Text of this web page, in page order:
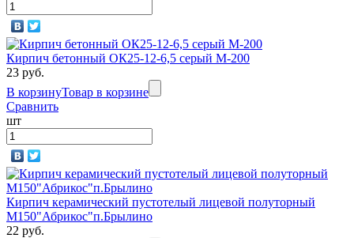
Кирпич бетонный ОК25-12-6,5 серый М-200
23 руб.
В корзинуТовар в корзине
Сравнить
шт
Кирпич керамический пустотелый лицевой полуторный
М150"Абрикос"п.Брылино
22 руб.